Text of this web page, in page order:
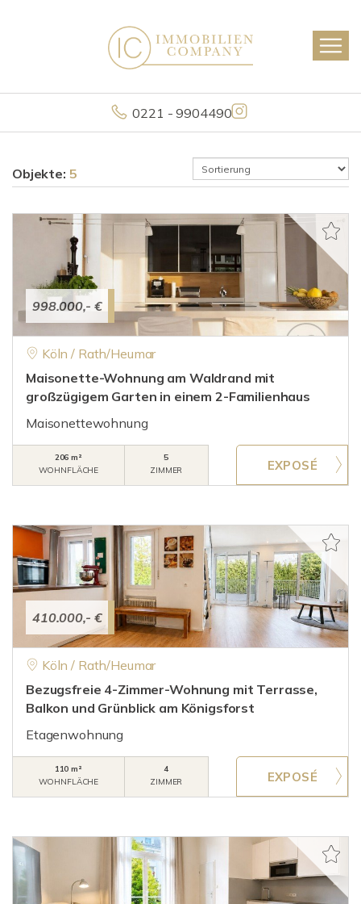
0221 - 9904490
Objekte: 5
998.000,- €
Köln / Rath/Heumar
Maisonette-Wohnung am Waldrand mit
großzügigem Garten in einem 2-Familienhaus
Maisonettewohnung
206 m²
WOHNFLÄCHE
5
ZIMMER
410.000,- €
Köln / Rath/Heumar
Bezugsfreie 4-Zimmer-Wohnung mit Terrasse,
Balkon und Grünblick am Königsforst
Etagenwohnung
110 m²
WOHNFLÄCHE
4
ZIMMER